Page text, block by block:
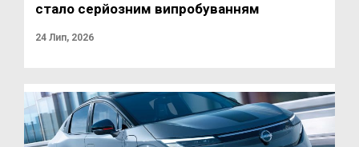
стало серйозним випробуванням
24 Лип, 2026